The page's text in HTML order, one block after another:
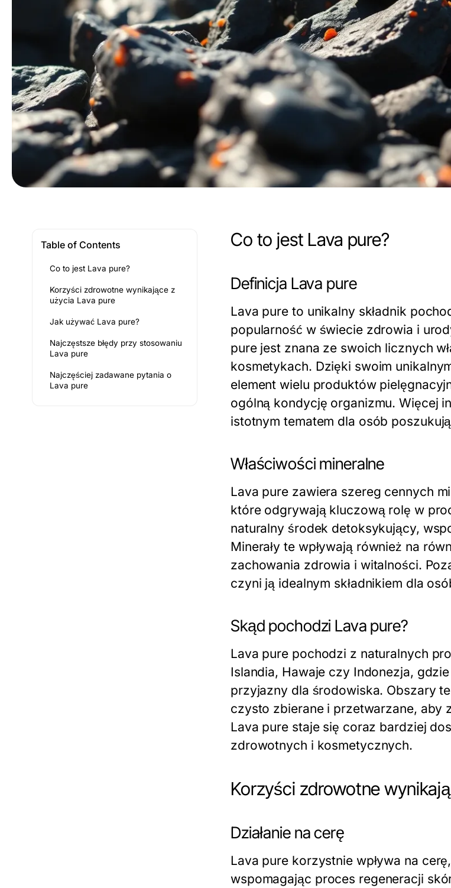
Table of Contents
Co to jest Lava pure?
Korzyści zdrowotne wynikające z
użycia Lava pure
Jak używać Lava pure?
Najczęstsze błędy przy stosowaniu
Lava pure
Najczęściej zadawane pytania o
Lava pure
Co to jest Lava pure?
Definicja Lava pure
Lava pure to unikalny składnik
popularność w świecie zdrowia i
pure jest znana ze swoich licznych
kosmetykach. Dzięki swoim
element wielu produktów
ogólną kondycję organizmu. Więcej
istotnym tematem dla osób
Właściwości mineralne
Lava pure zawiera szereg cennych
które odgrywają kluczową rolę w
naturalny środek detoksykujący,
Minerały te wpływają również na
zachowania zdrowia i witalności.
czyni ją idealnym składnikiem dla
Skąd pochodzi Lava pure?
Lava pure pochodzi z naturalnych
Islandia, Hawaje czy Indonezja,
przyjazny dla środowiska. Obszary
czysto zbierane i przetwarzane, aby
Lava pure staje się coraz bardziej
zdrowotnych i kosmetycznych.
Korzyści zdrowotne
Działanie na cerę
Lava pure korzystnie wpływa na
wspomagając proces regeneracji